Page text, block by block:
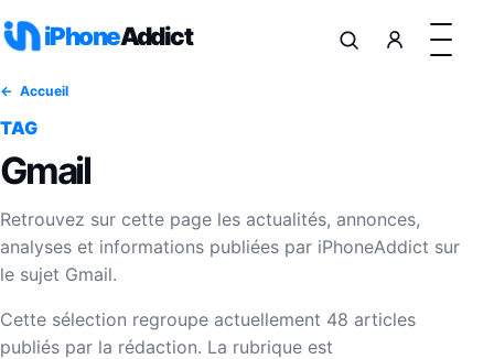
iPhoneAddict
Accueil
TAG
Gmail
Retrouvez sur cette page les actualités, annonces,
analyses et informations publiées par iPhoneAddict sur
le sujet Gmail.
Cette sélection regroupe actuellement 48 articles
publiés par la rédaction. La rubrique est